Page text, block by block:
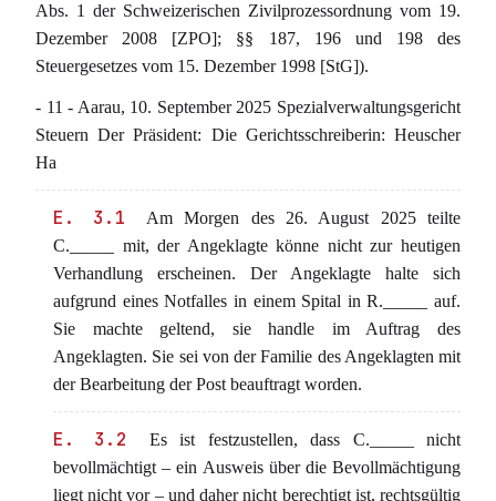
Abs. 1 der Schweizerischen Zivilprozessordnung vom 19.
Dezember 2008 [ZPO]; §§ 187, 196 und 198 des
Steuergesetzes vom 15. Dezember 1998 [StG]).
- 11 - Aarau, 10. September 2025 Spezialverwaltungsgericht
Steuern Der Präsident: Die Gerichtsschreiberin: Heuscher
Ha
E. 3.1
Am Morgen des 26. August 2025 teilte
C._____ mit, der Angeklagte könne nicht zur heutigen
Verhandlung erscheinen. Der Angeklagte halte sich
aufgrund eines Notfalles in einem Spital in R._____ auf.
Sie machte geltend, sie handle im Auftrag des
Angeklagten. Sie sei von der Familie des Angeklagten mit
der Bearbeitung der Post beauftragt worden.
E. 3.2
Es ist festzustellen, dass C._____ nicht
bevollmächtigt – ein Ausweis über die Bevollmächtigung
liegt nicht vor – und daher nicht berechtigt ist, rechtsgültig